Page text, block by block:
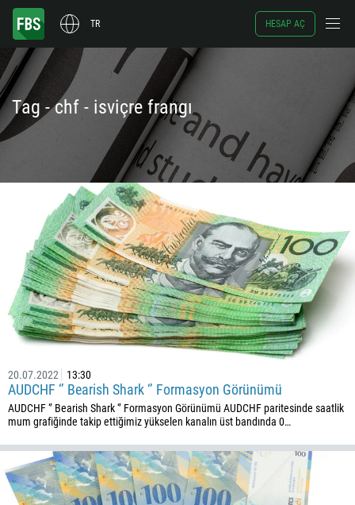
TR HESAP AÇ
Tag - chf - isviçre frangı
20.07.2022 13:30
AUDCHF ‘’ Bearish Shark ‘’ Formasyon Görünümü
AUDCHF ‘’ Bearish Shark ‘’ Formasyon Görünümü AUDCHF paritesinde saatlik
mum grafiğinde takip ettiğimiz yükselen kanalın üst bandında 0…